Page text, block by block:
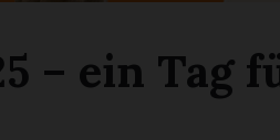
– ein Tag